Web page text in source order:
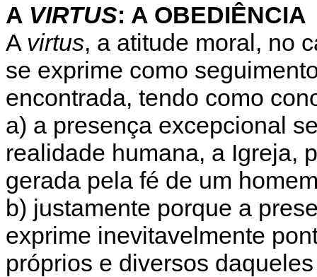
A VIRTUS: A OBEDIÊNCIA
A virtus, a atitude moral, no
se exprime como
encontrada, tendo como
a) a presença excepcional
realidade humana, a Igreja,
gerada pela fé de um
b) justamente porque a
exprime inevitavelmente
próprios e diversos